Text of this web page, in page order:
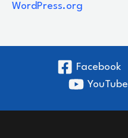
WordPress.org
Facebook
YouTube